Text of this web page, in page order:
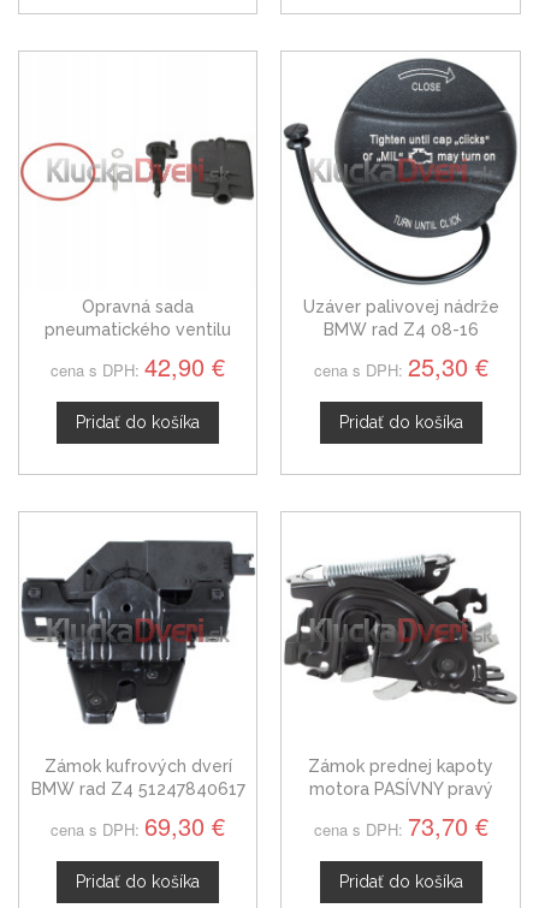
Opravná sada
pneumatického ventilu
11617502269
cena s DPH: 42,90 €
Pridať do košíka
Uzáver palivovej nádrže
BMW rad Z4 08-16
cena s DPH: 25,30 €
Pridať do košíka
Zámok kufrových dverí
BMW rad Z4 51247840617
cena s DPH: 69,30 €
Pridať do košíka
Zámok prednej kapoty
motora PASÍVNY pravý
2018
cena s DPH: 73,70 €
Pridať do košíka